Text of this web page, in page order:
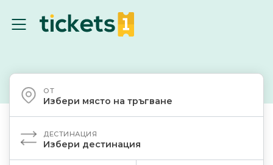
ОТ
Избери място на тръгване
ДЕСТИНАЦИЯ
Избери дестинация